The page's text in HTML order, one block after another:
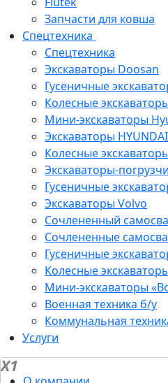
Запчасти для ковша
Спецтехника
Спецтехника
Экскаваторы Doosan
Гусеничные
Колесные
Мини-экскаваторы
Экскаваторы HYUNDAI
Колесные
Экскаваторы-
Гусеничные
Экскаваторы Volvo
Сочлененный
Сочлененные
Гусеничные
Колесные
Мини-экскаваторы
Военная техника б/у
Коммунальная
Услуги
X1